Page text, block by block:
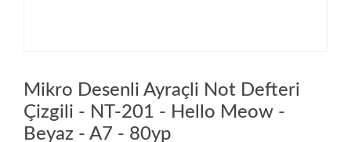
Mikro Desenli Ayraçli Not Defteri
Çizgili - NT-201 - Hello Meow -
Beyaz - A7 - 80yp